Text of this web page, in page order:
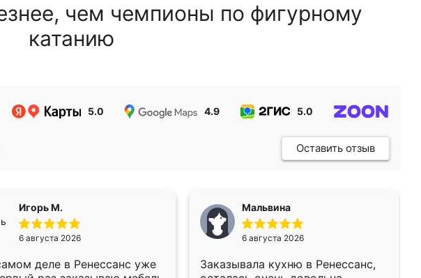
чем чемпионы по фигурному
катанию
5.0 4.9 5.0
Оставить отзыв
Игорь М.
6 августа 2026
деле в Ренессанс уже
Мальвина
6 августа 2026
Заказывала кухню в Ренессанс,